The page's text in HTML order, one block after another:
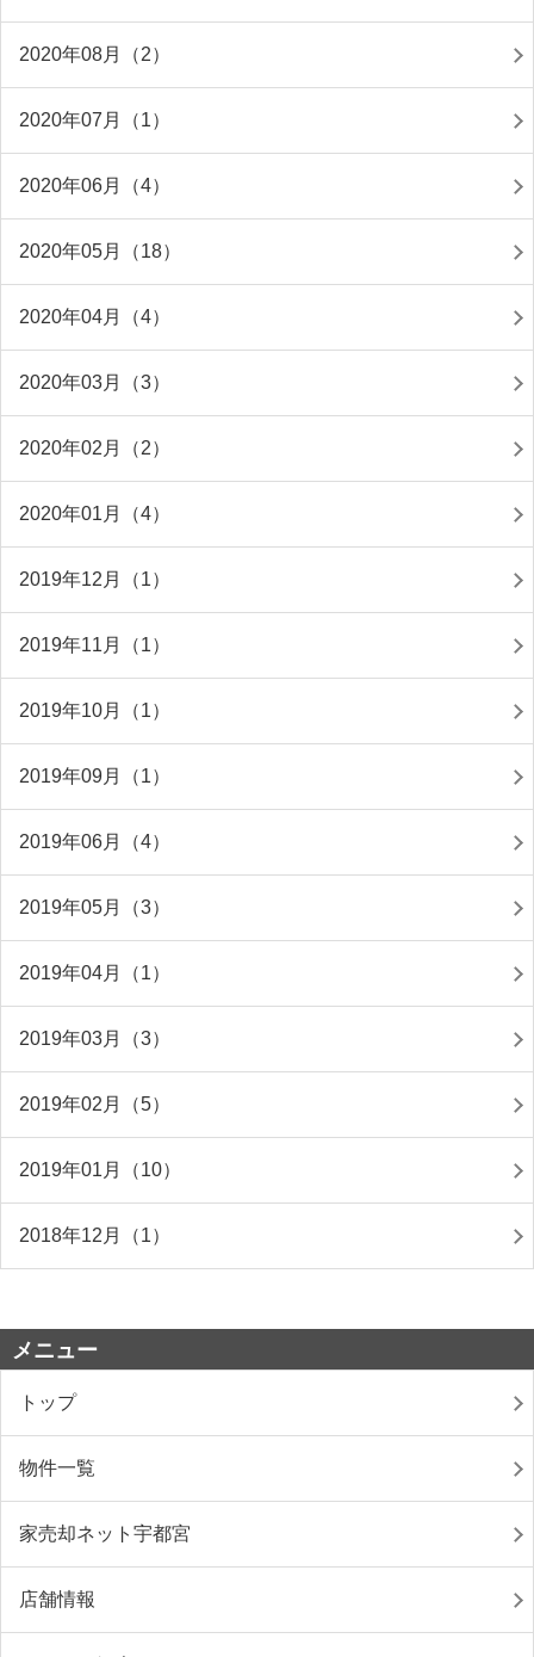
2020年08月（2）
2020年07月（1）
2020年06月（4）
2020年05月（18）
2020年04月（4）
2020年03月（3）
2020年02月（2）
2020年01月（4）
2019年12月（1）
2019年11月（1）
2019年10月（1）
2019年09月（1）
2019年06月（4）
2019年05月（3）
2019年04月（1）
2019年03月（3）
2019年02月（5）
2019年01月（10）
2018年12月（1）
メニュー
トップ
物件一覧
家売却ネット宇都宮
店舗情報